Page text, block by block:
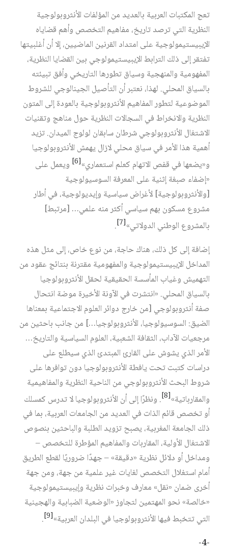
تعج المكتبات العربية بالعديد من المؤلفات الأنثروبولوجية
النظرية التي ترصد تاريخ، مفاهيم التخصص وأهم قضاياه
الإيبيستيمولوجية على امتداد القرنين الماضيين، إلا أن أغلبيتها
تفتقر إلى ذلك الترابط الإيبيستيمولوجي بين القضايا النظرية،
المفهومية والمنهجية وسياق تطورها التاريخي وأفق تبيئته
بالسياق المحلي. لهذا، نعتبر أن التأصيل الجينالوجي للشروط
الموضوعية لتطور المفاهيم الأنثروبولوجية بالعودة إلى المتون
النظرية والانخراط في السجالات النظرية حول مناهج وتقنيات
الاشتغال الأنثروبولوجي شرطان سابقان لولوج الميدان. تزيد
أهمية هذا الأمر في سياق محلي لازال يهمش الأنثروبولوجيا
و«يضعها في قفص الاتهام كعلم استعماري»[6]
ويعمل على
«إضفاء صبغة إثنية على المعرفة السوسيولوجية
[والأنثروبولوجية] لأغراض سياسية وإيديولوجية، في أطار
مشروع مسكون بهم سياسي أكثر منه علمي… [مرتبط]
بالمشروع الوطني الدولاتي»[7]
.
إضافة إلى كل ذلك، هناك حاجة، من نوع خاص، إلى مثل هذه
المداخل الإيبيستيمولوجية والمفهومية مقترنة بنتائج عقود من
التهميش وغياب المأسسة الحقيقية لحقل الأنثروبولوجيا
بالسياق المحلي. «انتشرت في الآونة الأخيرة موضة انتحال
صفة أنثروبولوجي [من خارج دوائر العلوم الاجتماعية بمعناها
الضيق: السوسيولوجيا، الأنثروبولوجيا…] من جانب باحثين من
مرجعيات الآداب، الثقافة الشعبية، العلوم السياسية والتاريخ…
الأمر الذي يشوش على القارئ المبتدئ الذي سيطلع على
دراسات كتبت تحت يافطة الأنثروبولوجيا دون توافرها على
شروط البحث الأنثروبولوجي من الناحية النظرية والمفاهيمية
والمقارباتية»[8]
. ونظرًا إلى أن الأنثروبولوجيا لا تدرس كمسلك
أو تخصص قائم الذات في العديد من الجامعات العربية، بما في
ذلك الجامعة المغربية، يصبح تزويد الطلبة والباحثين بنصوص
الاشتغال الأولية، المقاربات والمفاهيم المؤطرة للتخصص –
ومداخل أو دلائل نظرية «دقيقة» – جهدًا ضروريًا لقطع الطريق
أمام استغلال التخصص لغايات غير علمية من جهة، ومن جهة
أخرى ضمان «نقل» معارف وخبرات نظرية وإيبيستيمولوجية
«خالصة» نحو المهتمين لتجاوز «الوضعية الضبابية والهجينية
التي تتخبط فيها الأنثروبولوجيا في البلدان العربية»[9]
.
-4-